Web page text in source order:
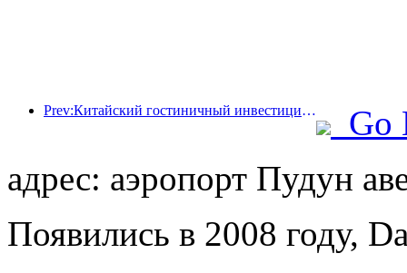
Prev:Китайский гостиничный инвестиционный форум 2024 успешно прошел в Пекине
Go
адрес: аэропорт Пудун
Появились в 2008 году,